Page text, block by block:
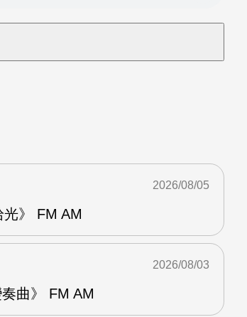
光》 FM AM
2026/08/05
曲》 FM AM
2026/08/03